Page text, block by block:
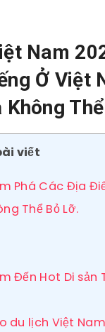
Nam
Ở Việt
viết
Phá Các Địa
Thể Bỏ Lỡ.
Đến Hot Di sản
du lịch Việt